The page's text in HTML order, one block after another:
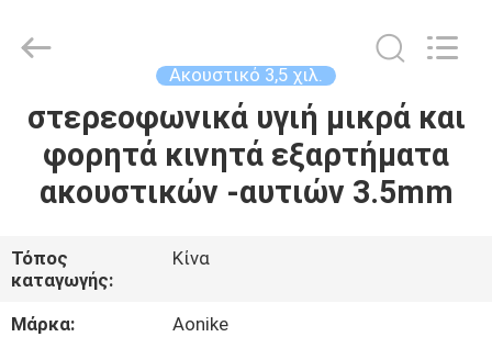
ΣΠΊΤΙ
ΠΡΟΪΌΝΤΑ
ΠΕΡΊΠΟΥ
ΕΜΕΊΣ
Electronics
Co,ltd.
Ακουστικό 3,5 χιλ.
στερεοφωνικά υγιή μικρά και
φορητά κινητά εξαρτήματα
ακουστικών -αυτιών 3.5mm
Τόπος
καταγωγής:
Κίνα
Μάρκα:
Aonike